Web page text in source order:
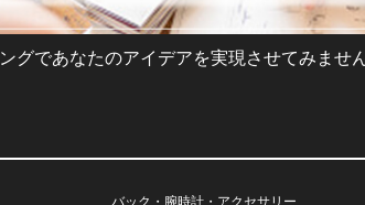
グであなたのアイデアを実現させてみませ
バック・腕時計・アクセサリー